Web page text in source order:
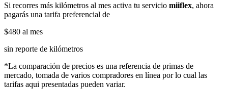
Si recorres más kilómetros al mes activa tu servicio miiflex, ahora
pagarás una tarifa preferencial de
$480 al mes
sin reporte de kilómetros
*La comparación de precios es una referencia de primas de
mercado, tomada de varios compradores en línea por lo cual las
tarifas aqui presentadas pueden variar.